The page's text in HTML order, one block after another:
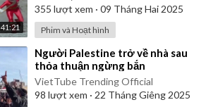
41:21
Vietsub
355 lượt xem · 09 Tháng Hai 2025
Phim và Hoạt hình
⁣Người Palestine trở về nhà sau
thỏa thuận ngừng bắn
VietTube Trending Official
98 lượt xem · 22 Tháng Giêng 2025